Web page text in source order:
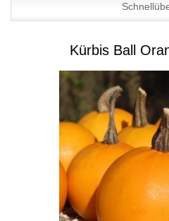
Kürbis Ball